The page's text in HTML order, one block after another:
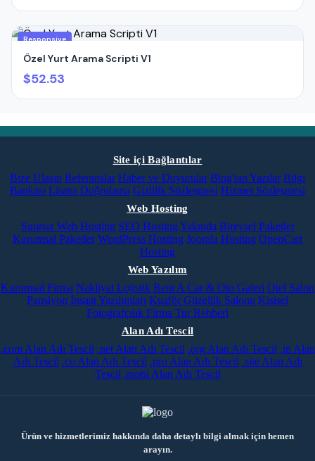
Responsive
Özel Yurt Arama Scripti V1
$52.53
Site içi Bağlantılar
Bize Ulaşın Referanslar Haber ve Duyurular Blog'tan Yazılar Bilgi
Bankası Lisans Doğrulama Gizlilik Sözleşmesi Hizmet Sözleşmesi
Web Hosting
Sınırsız Web Hosting SEO Hosting Yakında Bireysel Paketler
Kurumsal Paketler WordPress Hosting Joomla Hosting OpenCart
Hosting
Web Yazılım
Kurumsal Firma Nakliyat Lojistik Rent A Car & Oto Galeri Otel Salon
Pansiyon İnşaat Yazılımları Kuaför Güzellik Salonu Kişisel
Fotografçılık Firma Tur Rehberi
Alan Adı Tescil
.com Alan Adı Tescil .net Alan Adı Tescil .org Alan Adı Tescil .in Alan
Adı Tescil .co Alan Adı Tescil .pro Alan Adı Tescil .site Alan Adı
Tescil .mobi Alan Adı Tescil
Ürün ve hizmetlerimiz hakkında daha detaylı bilgi almak için hemen
arayın.